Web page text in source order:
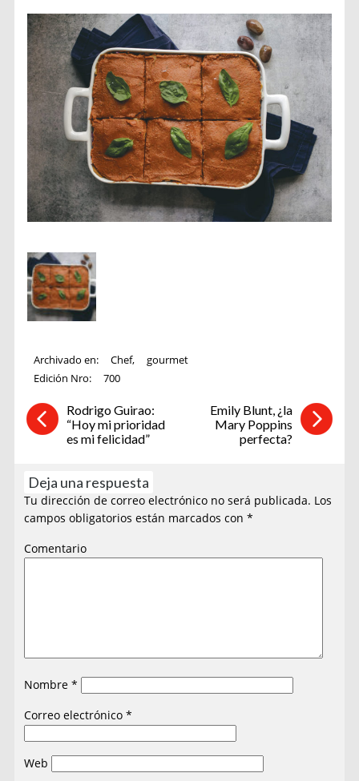
Archivado en: Chef,
gourmet
Edición Nro:
700
Rodrigo Guirao:
“Hoy mi prioridad
es mi felicidad”
Emily Blunt, ¿la
Mary Poppins
perfecta?
Deja una respuesta
Tu dirección de correo electrónico no será publicada. Los
campos obligatorios están marcados con*
Comentario
Nombre*
Correo electrónico*
Web